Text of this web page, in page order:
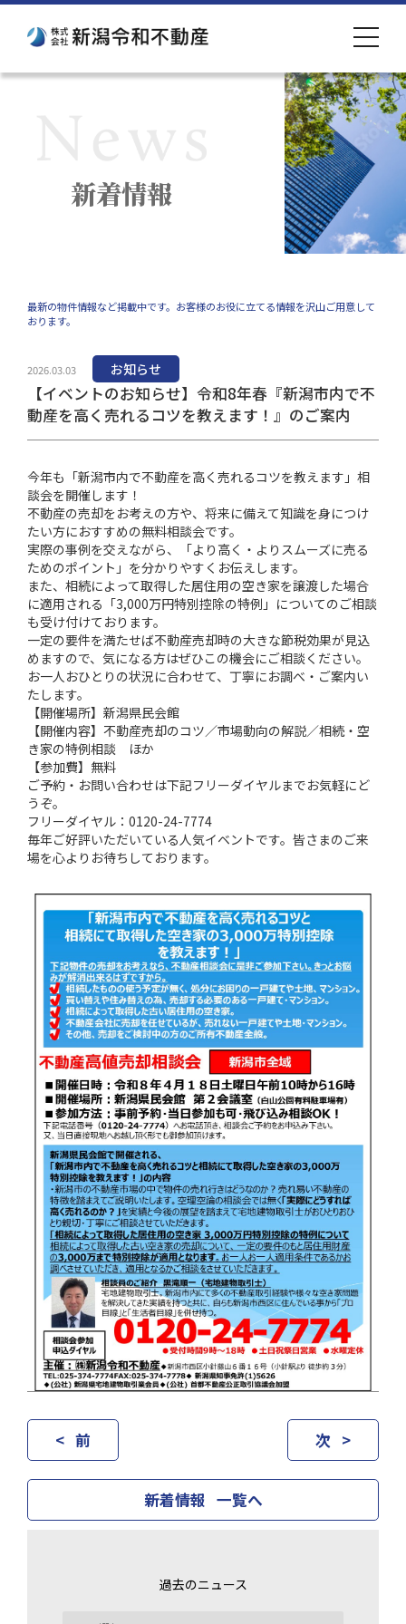
toggle
新着情報
最新の物件情報など掲載中です。お客様のお役に立てる情報を沢山ご用意して
おります。
2026.03.03 お知らせ
【イベントのお知らせ】令和8年春『新潟市内で不
動産を高く売れるコツを教えます！』のご案内
今年も「新潟市内で不動産を高く売れるコツを教えます」相
談会を開催します！
不動産の売却をお考えの方や、将来に備えて知識を身につけ
たい方におすすめの無料相談会です。
実際の事例を交えながら、「より高く・よりスムーズに売る
ためのポイント」を分かりやすくお伝えします。
また、相続によって取得した居住用の空き家を譲渡した場合
に適用される「3,000万円特別控除の特例」についてのご相談
も受け付けております。
一定の要件を満たせば不動産売却時の大きな節税効果が見込
めますので、気になる方はぜひこの機会にご相談ください。
お一人おひとりの状況に合わせて、丁寧にお調べ・ご案内い
たします。
【開催場所】新潟県民会館
【開催内容】不動産売却のコツ／市場動向の解説／相続・空
き家の特例相談 ほか
【参加費】無料
ご予約・お問い合わせは下記フリーダイヤルまでお気軽にど
うぞ。
フリーダイヤル：0120-24-7774
毎年ご好評いただいている人気イベントです。皆さまのご来
場を心よりお待ちしております。
< 前 次 >
新着情報 一覧へ
過去のニュース